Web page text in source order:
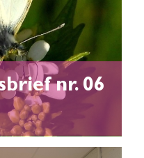
nr. 06